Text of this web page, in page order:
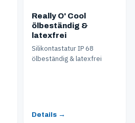
Really O' Cool
ölbeständig &
latexfrei
Silikontastatur IP 68
ölbeständig & latexfrei
Details →